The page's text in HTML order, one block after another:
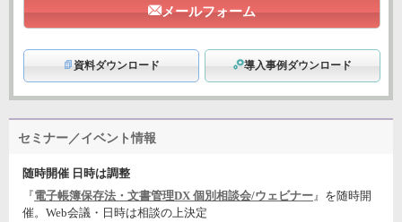
メールフォーム
資料ダウンロード 導入事例ダウンロード
セミナー／イベント情報
随時開催 日時は調整
『電子帳簿保存法・文書管理DX 個別相談会/ウェビナー』を随時開
催。Web会議・日時は相談の上決定